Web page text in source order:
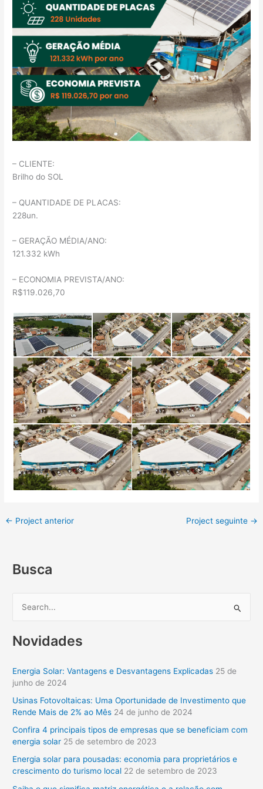
– CLIENTE:
Brilho do SOL
– QUANTIDADE DE PLACAS:
228un.
– GERAÇÃO MÉDIA/ANO:
121.332 kWh
– ECONOMIA PREVISTA/ANO:
R$119.026,70
← Project anterior Project seguinte →
Busca
s
u
i
s
o
r
Novidades
Energia Solar: Vantagens e Desvantagens Explicadas 25 de
junho de 2024
Usinas Fotovoltaicas: Uma Oportunidade de Investimento que
Rende Mais de 2% ao Mês 24 de junho de 2024
Confira 4 principais tipos de empresas que se beneficiam com
energia solar 25 de setembro de 2023
Energia solar para pousadas: economia para proprietários e
crescimento do turismo local 22 de setembro de 2023